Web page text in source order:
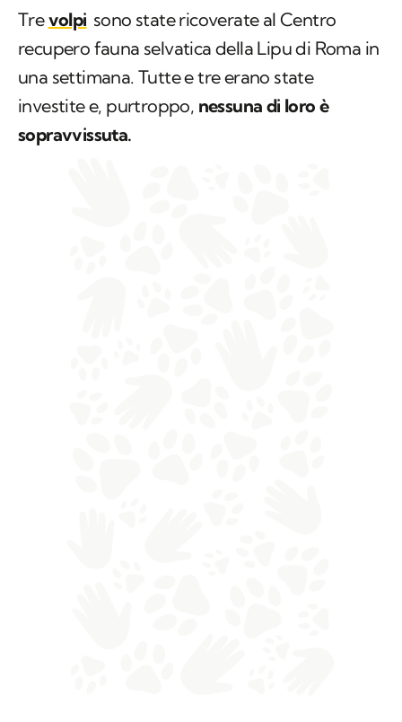
Trevolpi sono state ricoverate al Centro
recupero fauna selvatica della Lipu di Roma in
una settimana. Tutte e tre erano state
investite e, purtroppo, nessuna di loro è
sopravvissuta.